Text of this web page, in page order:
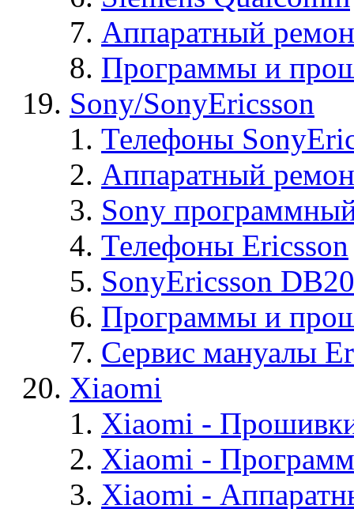
Аппаратный
Программы и
Sony/SonyEricsson
Телефоны
Аппаратный
Sony
Телефоны Ericsson
SonyEricsson
Программы и
Сервис мануалы
Xiaomi
Xiaomi -
Xiaomi -
Xiaomi -